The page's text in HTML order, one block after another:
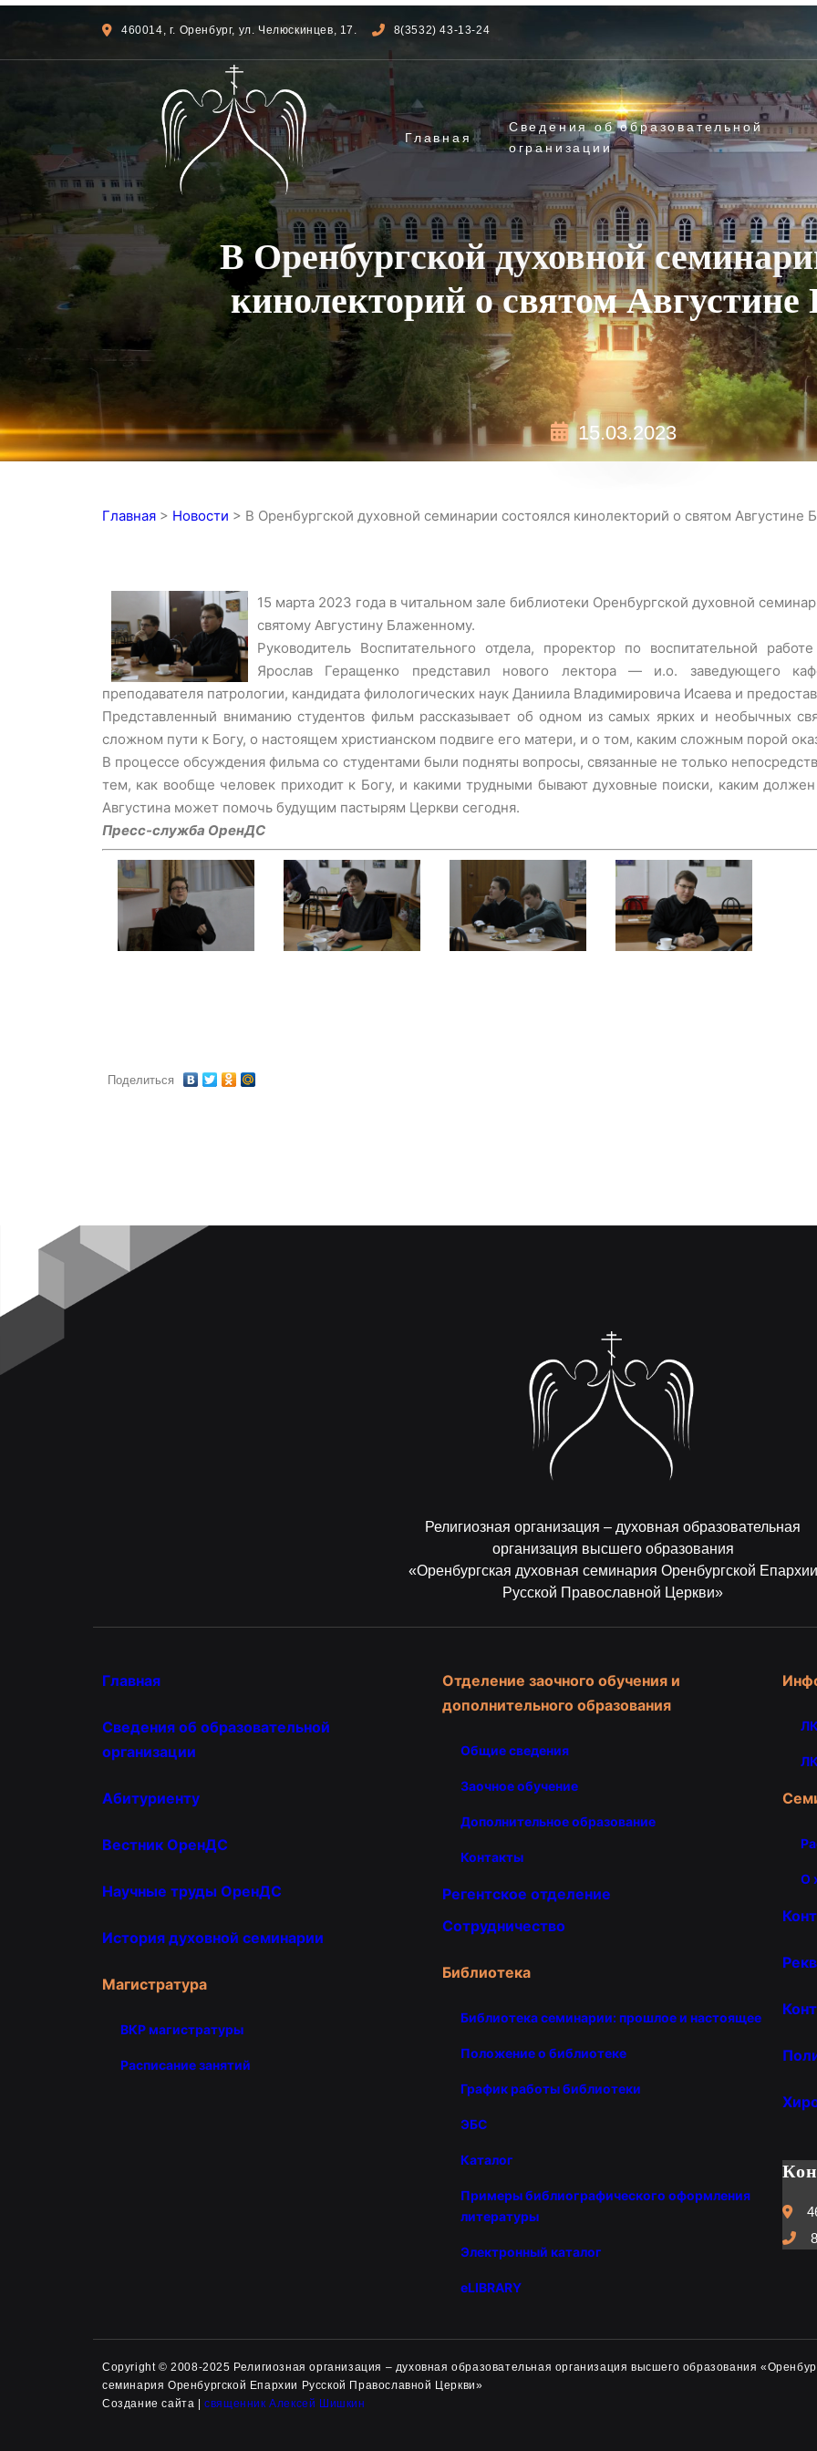
460014, г. Оренбург, ул. Челюскинцев, 17. 8(3532) 43-13-24
Главная
Сведения об образовательной
огранизации
В Оренбургской духовной
кинолекторий о святом
15.03.2023
Главная > Новости > В Оренбургской духовной семинарии состоялся кинолекторий о святом Августине
15 марта 2023 года в читальном зале библиотеки Оренбургской духовной
святому Августину Блаженному.
Руководитель Воспитательного отдела, проректор по воспитательной
Ярослав Геращенко представил нового лектора — и.о. заведующего
преподавателя патрологии, кандидата филологических наук Даниила Владимировича Исаева и
Представленный вниманию студентов фильм рассказывает об одном из самых ярких и необычных
сложном пути к Богу, о настоящем христианском подвиге его матери, и о том, каким сложным порой
В процессе обсуждения фильма со студентами были подняты вопросы, связанные не только
тем, как вообще человек приходит к Богу, и какими трудными бывают духовные поиски, каким
Августина может помочь будущим пастырям Церкви сегодня.
Пресс-служба ОренДС
Поделиться
Религиозная организация – духовная образовательная
организация высшего образования
«Оренбургская духовная семинария Оренбургской Епархии
Русской Православной Церкви»
Главная
Сведения об образовательной
организации
Абитуриенту
Вестник ОренДС
Научные труды ОренДС
История духовной семинарии
Магистратура
ВКР магистратуры
Расписание занятий
Отделение заочного обучения и
дополнительного образования
Общие сведения
Заочное обучение
Дополнительное образование
Контакты
Регентское отделение
Сотрудничество
Библиотека
Библиотека семинарии: прошлое и настоящее
Положение о библиотеке
График работы библиотеки
ЭБС
Каталог
Примеры библиографического оформления
литературы
Электронный каталог
eLIBRARY
О
Copyright © 2008-2025 Религиозная организация – духовная образовательная организация высшего образования
семинария Оренбургской Епархии Русской Православной Церкви»
Создание сайта |священник Алексей Шишкин